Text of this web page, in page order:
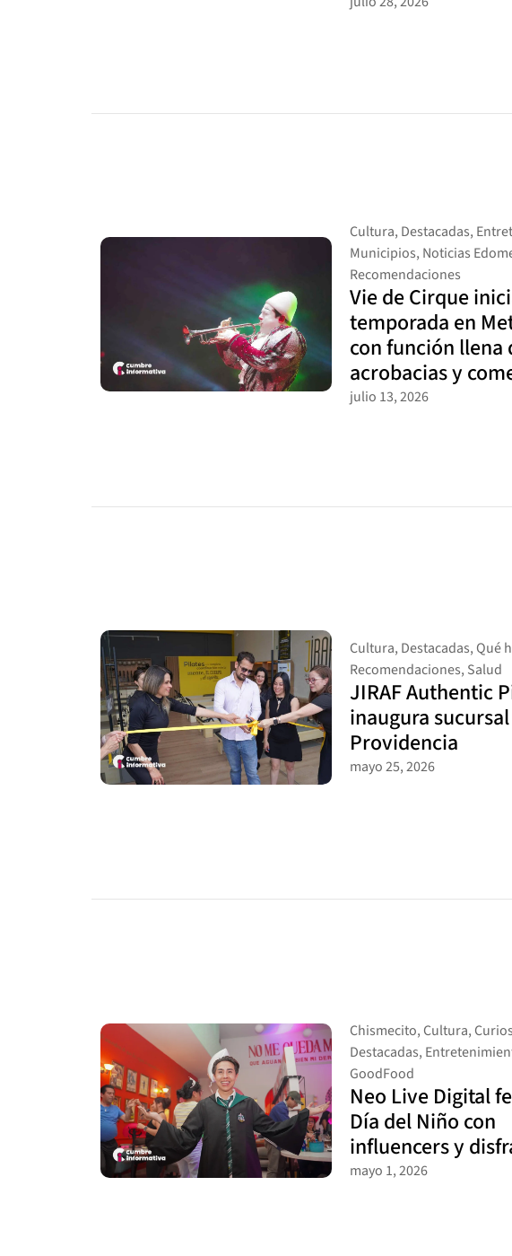
Cultura, Destacadas,
Municipios, Noticias
Recomendaciones
Vie de Cirque
temporada en
con función llena
acrobacias y
julio 13, 2026
Cultura, Destacadas, Qué
Recomendaciones, Salud
JIRAF Authentic
inaugura
Providencia
mayo 25, 2026
Chismecito, Cultura,
Destacadas,
GoodFood
Neo Live Digital
Día del Niño con
influencers y
mayo 1, 2026